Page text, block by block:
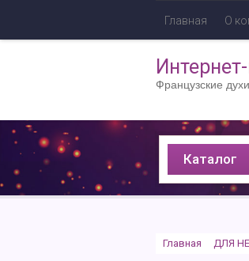
Главная О
Французские
Каталог
Главная ДЛЯ